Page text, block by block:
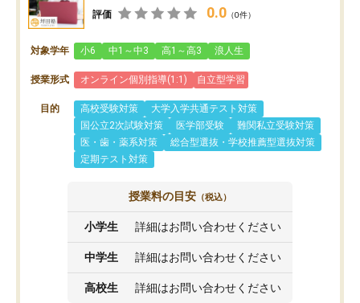
評価 0.0 （0件）
対象学年 小6 中1～中3 高1～高3 浪人生
授業形式 オンライン個別指導(1:1) 自立型学習
目的 高校受験対策
大学入学共通テスト対策
国公立2次試験対策
医学部受験
難関私立受験対策
医・歯・薬系対策
総合型選抜・学校推薦型選抜対策
定期テスト対策
授業料の目安 （税込）
小学生 詳細はお問い合わせください
中学生 詳細はお問い合わせください
高校生 詳細はお問い合わせください